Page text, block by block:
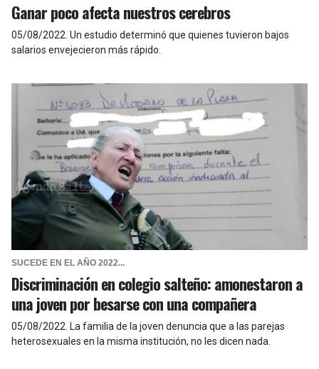
Ganar poco afecta nuestros cerebros
05/08/2022 Un estudio determinó que quienes tuvieron bajos
salarios envejecieron más rápido.
SUCEDE EN EL AÑO 2022...
Discriminación en colegio salteño: amonestaron a
una joven por besarse con una compañera
05/08/2022 La familia de la joven denuncia que a las parejas
heterosexuales en la misma institución, no les dicen nada.